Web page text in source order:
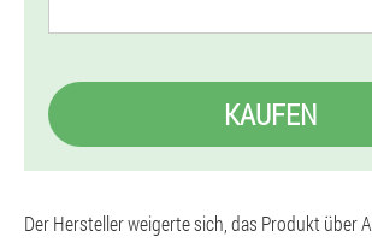
KAUFEN
Der Hersteller weigerte sich, das Produkt über